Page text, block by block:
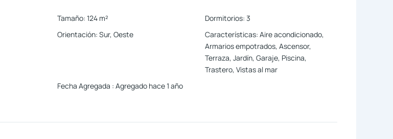
Tamaño: 124 m² Dormitorios: 3
Orientación: Sur, Oeste Características: Aire acondicionado,
Armarios empotrados, Ascensor,
Terraza, Jardín, Garaje, Piscina,
Trastero, Vistas al mar
Fecha Agregada : Agregado hace 1 año